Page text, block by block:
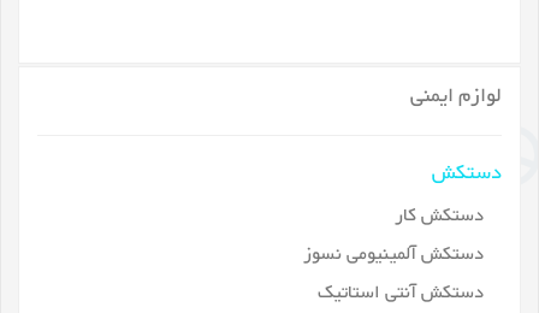
لوازم ایمنی
دستکش
دستکش کار
دستکش آلمینیومی نسوز
دستکش آنتی استاتیک